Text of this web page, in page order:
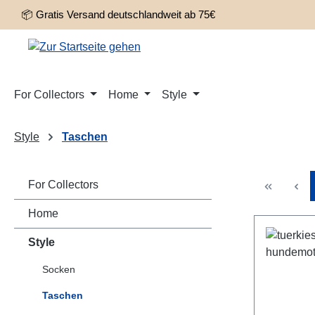
Hauptinhalt springen
Zur Suche springen
Zur Hauptnavigation springen
📦 Gratis Versand deutschlandweit ab 75€
For Collectors Home Style
Style Taschen
For Collectors
Home
Style
Socken
Taschen